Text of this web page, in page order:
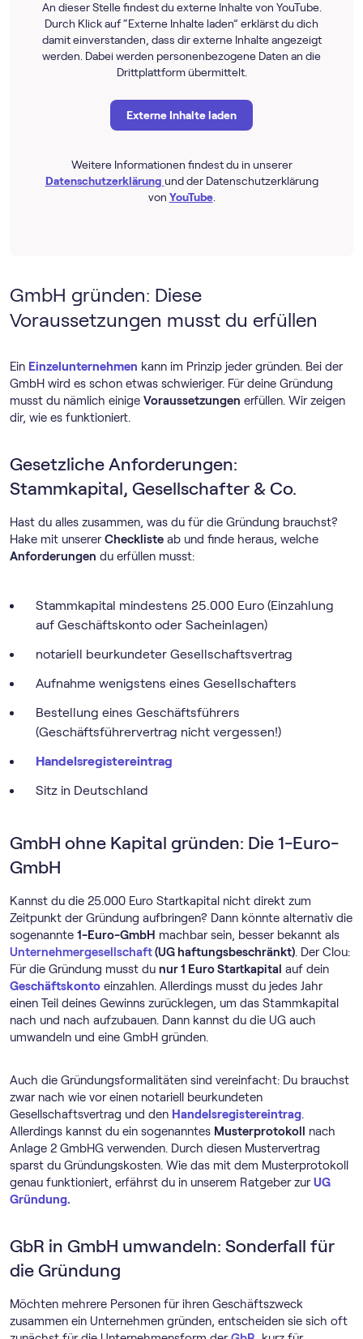
An dieser Stelle findest du externe Inhalte von YouTube.
Durch Klick auf “Externe Inhalte laden” erklärst du dich
damit einverstanden, dass dir externe Inhalte angezeigt
werden. Dabei werden personenbezogene Daten an die
Drittplattform übermittelt.
Externe Inhalte laden
Weitere Informationen findest du in unserer
Datenschutzerklärung und der Datenschutzerklärung
von YouTube.
GmbH gründen: Diese
Voraussetzungen musst du erfüllen
Ein Einzelunternehmen kann im Prinzip jeder gründen. Bei der
GmbH wird es schon etwas schwieriger. Für deine Gründung
musst du nämlich einige Voraussetzungen erfüllen. Wir zeigen
dir, wie es funktioniert.
Gesetzliche Anforderungen:
Stammkapital, Gesellschafter & Co.
Hast du alles zusammen, was du für die Gründung brauchst?
Hake mit unsererCheckliste ab und finde heraus, welche
Anforderungen du erfüllen musst:
Stammkapital mindestens 25.000 Euro (Einzahlung
auf Geschäftskonto oder Sacheinlagen)
notariell beurkundeter Gesellschaftsvertrag
Aufnahme wenigstens eines Gesellschafters
Bestellung eines Geschäftsführers
(Geschäftsführervertrag nicht vergessen!)
Handelsregistereintrag
Sitz in Deutschland
GmbH ohne Kapital gründen: Die 1-Euro-
GmbH
Kannst du die 25.000 Euro Startkapital nicht direkt zum
Zeitpunkt der Gründung aufbringen? Dann könnte alternativ die
sogenannte 1-Euro-GmbH machbar sein, besser bekannt als
Unternehmergesellschaft(UG haftungsbeschränkt). Der Clou:
Für die Gründung musst du nur 1 Euro Startkapital auf dein
Geschäftskonto einzahlen. Allerdings musst du jedes Jahr
einen Teil deines Gewinns zurücklegen, um das Stammkapital
nach und nach aufzubauen. Dann kannst du die UG auch
umwandeln und eine GmbH gründen.
Auch die Gründungsformalitäten sind vereinfacht: Du brauchst
zwar nach wie vor einen notariell beurkundeten
Gesellschaftsvertrag und den Handelsregistereintrag.
Allerdings kannst du ein sogenanntes Musterprotokoll
nach
Anlage 2 GmbHG verwenden. Durch diesen Mustervertrag
sparst du Gründungskosten. Wie das mit dem Musterprotokoll
genau funktioniert, erfährst du in unserem Ratgeber zurUG
Gründung.
GbR in GmbH umwandeln: Sonderfall für
die Gründung
Möchten mehrere Personen für ihren Geschäftszweck
zusammen ein Unternehmen gründen, entscheiden sie sich oft